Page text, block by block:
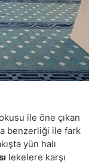
ile öne çıkan
benzerliği ile fark
yün halı
lekelere karşı